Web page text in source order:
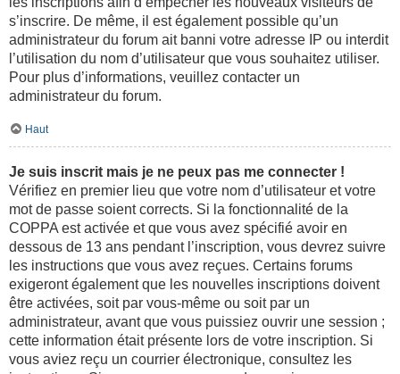
s’inscrire. De même, il est également possible qu’un
administrateur du forum ait banni votre adresse IP ou interdit
l’utilisation du nom d’utilisateur que vous souhaitez utiliser.
Pour plus d’informations, veuillez contacter un
administrateur du forum.
Haut
Je suis inscrit mais je ne peux pas me connecter !
Vérifiez en premier lieu que votre nom d’utilisateur et votre
mot de passe soient corrects. Si la fonctionnalité de la
COPPA est activée et que vous avez spécifié avoir en
dessous de 13 ans pendant l’inscription, vous devrez suivre
les instructions que vous avez reçues. Certains forums
exigeront également que les nouvelles inscriptions doivent
être activées, soit par vous-même ou soit par un
administrateur, avant que vous puissiez ouvrir une session ;
cette information était présente lors de votre inscription. Si
vous aviez reçu un courrier électronique, consultez les